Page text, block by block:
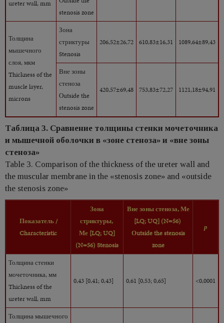
ureter wall, mm
stenosis zone
Толщина
мышечного
слоя, мкм
Thickness of the
muscle layer,
microns
Зона
стриктуры
Stenosis
206,52±26,72 610,83±16,31 1089,64±89,43
Вне зоны
стеноза
Оutside the
stenosis zone
420,57±69,48 753,83±72,27 1121,18±94,91
Таблица 3. Сравнение толщины стенки мочеточника
и мышечной оболочки в «зоне стеноза» и «вне зоны
стеноза»
Table 3. Comparison of the thickness of the ureter wall and
the muscular membrane in the «stenosis zone» and «outside
the stenosis zone»
Показатель /
Characteristic
Зона
стриктуры,
Ме [LQ;UQ]
(N=56) Stenosis
Вне зоны стеноза, Ме
[LQ; UQ] (N=56)
Оutside the stenosis
zone
р
Толщина стенки
мочеточника, мм
Thickness of the
ureter wall, mm
0,43 [0,41; 0,43] 0,61 [0,53; 0,65] <0,0001
Толщина мышечного